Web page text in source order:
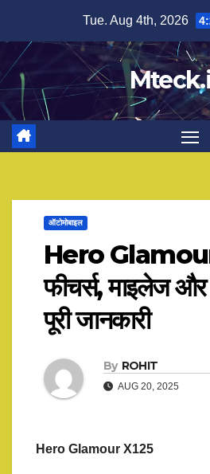
content
Tue. Aug 4th, 2026
ऑटोमोबाइल
Hero
फीचर्स, माइलेज
पूरी जानकारी
By ROHIT
AUG 20, 2025
Hero Glamour X125